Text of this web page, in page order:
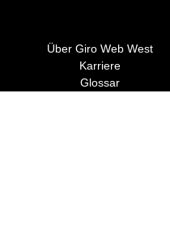
Über Giro Web West
Karriere
Glossar